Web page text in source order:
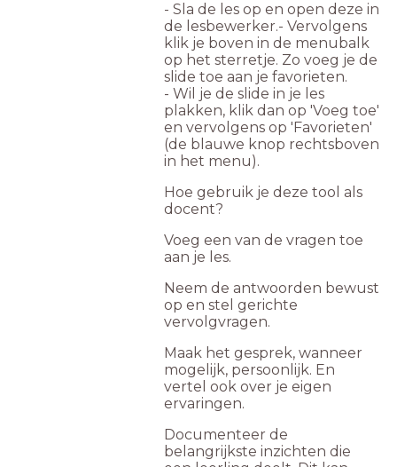
- Sla de les op en open deze in
de lesbewerker.- Vervolgens
klik je boven in de menubalk
op het sterretje. Zo voeg je de
slide toe aan je favorieten.
- Wil je de slide in je les
plakken, klik dan op 'Voeg toe'
en vervolgens op 'Favorieten'
(de blauwe knop rechtsboven
in het menu).
Hoe gebruik je deze tool als
docent?
Voeg een van de vragen toe
aan je les.
Neem de antwoorden bewust
op en stel gerichte
vervolgvragen.
Maak het gesprek, wanneer
mogelijk, persoonlijk. En
vertel ook over je eigen
ervaringen.
Documenteer de
belangrijkste inzichten die